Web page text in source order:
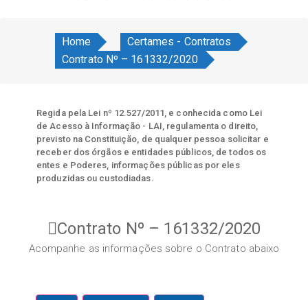
Home
Certames - Contratos
Contrato Nº – 161332/2020
Regida pela Lei nº 12.527/2011, e conhecida como Lei
de Acesso à Informação - LAI, regulamenta o direito,
previsto na Constituição, de qualquer pessoa solicitar e
receber dos órgãos e entidades públicos, de todos os
entes e Poderes, informações públicas por eles
produzidas ou custodiadas.
Contrato Nº – 161332/2020
Acompanhe as informações sobre o Contrato abaixo